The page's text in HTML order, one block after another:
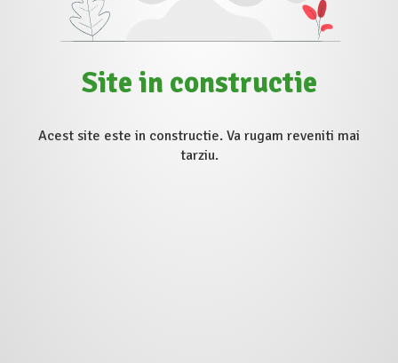
Site in constructie
Acest site este in constructie. Va rugam reveniti mai
tarziu.